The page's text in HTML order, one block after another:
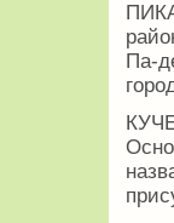
Па-